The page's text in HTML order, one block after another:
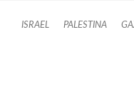
ISRAEL PALESTINA